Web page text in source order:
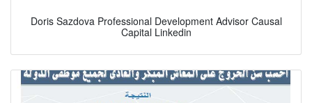
Doris Sazdova Professional Development Advisor Causal
Capital Linkedin